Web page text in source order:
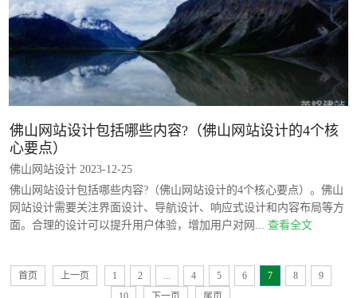
佛山网站设计包括哪些内容?（佛山网站设计的4个核
心要点）
佛山网站设计 2023-12-25
佛山网站设计包括哪些内容?（佛山网站设计的4个核心要点）。佛山
网站设计需要关注界面设计、导航设计、响应式设计和内容布局等方
面。合理的设计可以提升用户体验，增加用户对网... 查看全文
首页 上一页 1 2 ... 4 5 6 7 8
9